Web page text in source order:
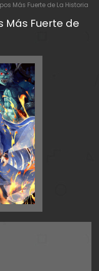
Más Fuerte de La Historia
Más Fuerte de